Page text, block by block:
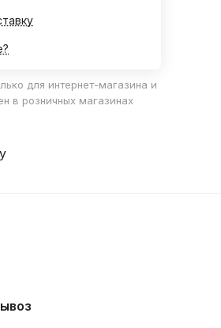
для интернет-магазина и
в розничных магазинах